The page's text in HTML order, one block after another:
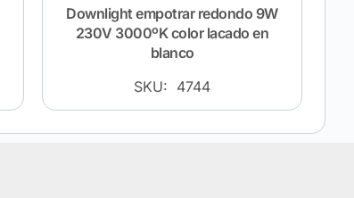
Downlight empotrar redondo 9W
230V 3000ºK color lacado en
blanco
SKU: 4744